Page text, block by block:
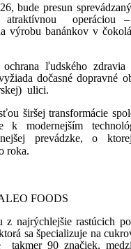
bude presun
operáciou
výrobu banánkov v
ľudského zdravia
dočasné dopravné
ulici.
širšej transformácie
k modernejším
prevádzke, o
roka.
FOODS
z najrýchlejšie rastúcich
sa špecializuje na
takmer 90 značiek,